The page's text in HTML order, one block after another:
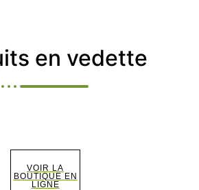
en vedette
VOIR LA
BOUTIQUE EN
LIGNE